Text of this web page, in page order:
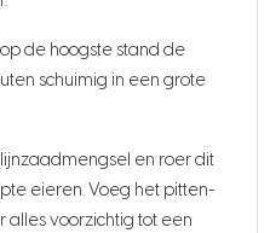
de hoogste stand de
schuimig in een grote
en roer dit
eieren. Voeg het pitten-
alles voorzichtig tot een